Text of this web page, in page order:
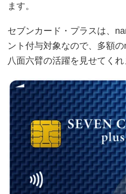
ます。
セブンカード・プラスは、
ント付与対象なので、多額
八面六臂の活躍を見せてくれ